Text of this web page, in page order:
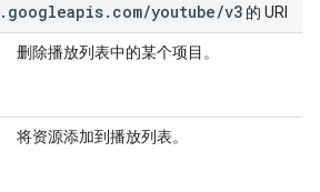
. googleapis. com/youtube/v3 的 URI
删除播放列表中的某个项目。
将资源添加到播放列表。